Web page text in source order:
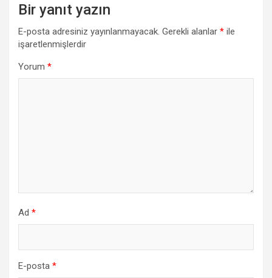
Bir yanıt yazın
E-posta adresiniz yayınlanmayacak. Gerekli alanlar * ile
işaretlenmişlerdir
Yorum *
Ad *
E-posta *